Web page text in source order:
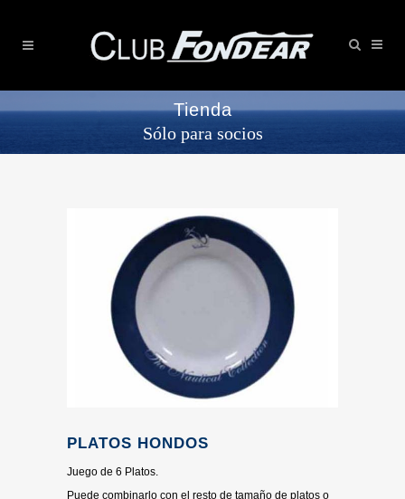
Tienda
Sólo para socios
PLATOS HONDOS
Juego de 6 Platos.
Puede combinarlo con el resto de tamaño de platos o